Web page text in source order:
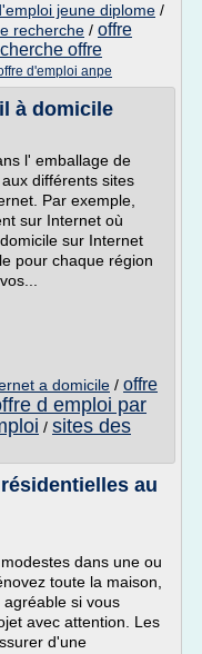
jeune diplome /
recherche / offre
offre
d'emploi anpe
à domicile
l' emballage de
différents sites
Par exemple,
sur Internet où
sur Internet
pour chaque région
a domicile / offre
d emploi par
/ sites des
au
dans une ou
toute la maison,
si vous
avec attention. Les
d'une